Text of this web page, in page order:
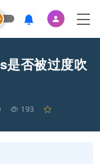
是否被过度吹
193